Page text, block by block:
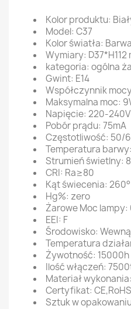
Kolor produktu:
Model: C37
Kolor światła:
Wymiary: D37*H112
kategoria: ogólna
Gwint: E14
Współczynnik
Maksymalna moc:
Napięcie: 220-240V
Pobór prądu: 75mA
Częstotliwość: 50/
Temperatura
Strumień świetlny:
CRI: Ra≥80
Kąt świecenia: 260°
Hg%: zero
Żarowe Moc lampy:
EEI: F
Środowisko:
Temperatura
Żywotność: 15000h
Ilość włączeń:
Materiał
Certyfikat: CE,RoHS
Sztuk w